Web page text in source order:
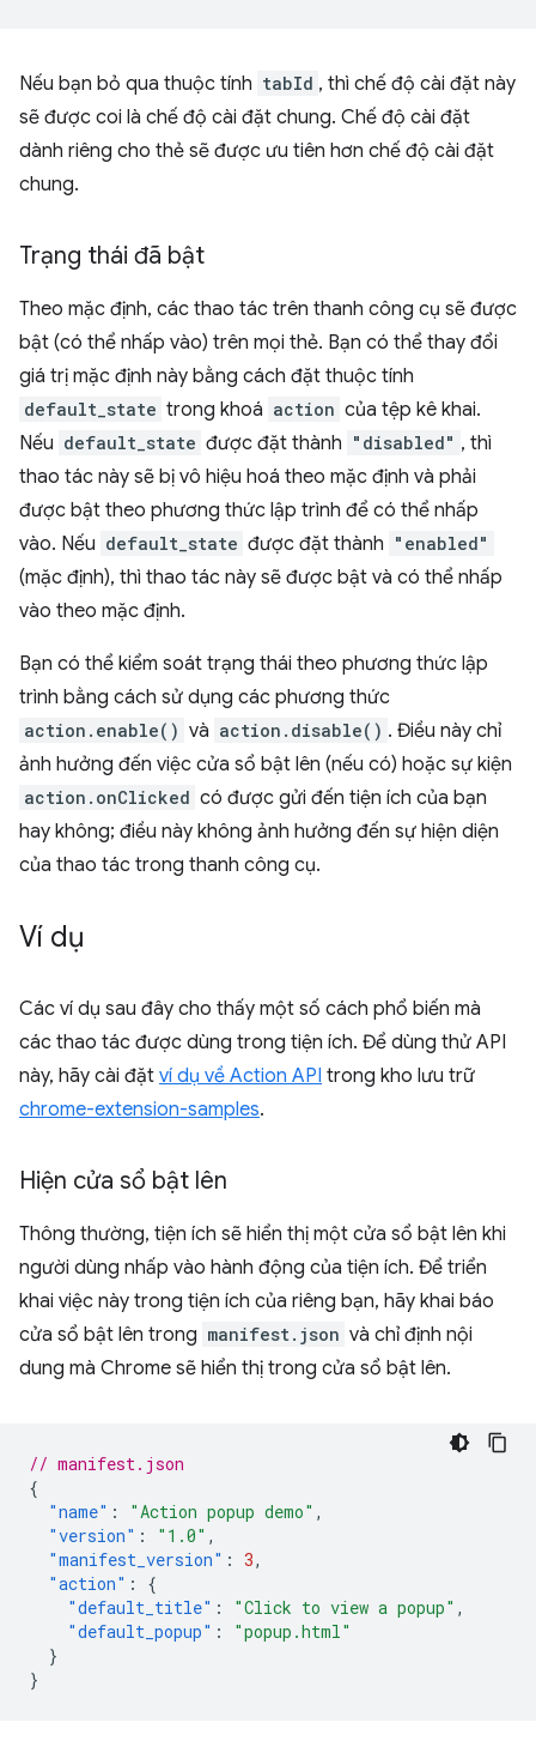
Nếu bạn bỏ qua thuộc tính tabId , thì chế độ cài đặt này
sẽ được coi là chế độ cài đặt chung. Chế độ cài đặt
dành riêng cho thẻ sẽ được ưu tiên hơn chế độ cài đặt
chung.
Trạng thái đã bật
Theo mặc định, các thao tác trên thanh công cụ sẽ được
bật (có thể nhấp vào) trên mọi thẻ. Bạn có thể thay đổi
giá trị mặc định này bằng cách đặt thuộc tính
default_state trong khoá action của tệp kê khai.
Nếu default_state được đặt thành "disabled" , thì
thao tác này sẽ bị vô hiệu hoá theo mặc định và phải
được bật theo phương thức lập trình để có thể nhấp
vào. Nếu default_state được đặt thành "enabled"
(mặc định), thì thao tác này sẽ được bật và có thể nhấp
vào theo mặc định.
Bạn có thể kiểm soát trạng thái theo phương thức lập
trình bằng cách sử dụng các phương thức
action.enable() và action.disable() . Điều này chỉ
ảnh hưởng đến việc cửa sổ bật lên (nếu có) hoặc sự kiện
action.onClicked có được gửi đến tiện ích của bạn
hay không; điều này không ảnh hưởng đến sự hiện diện
của thao tác trong thanh công cụ.
Ví dụ
Các ví dụ sau đây cho thấy một số cách phổ biến mà
các thao tác được dùng trong tiện ích. Để dùng thử API
này, hãy cài đặt ví dụ về Action API trong kho lưu trữ
chrome-extension-samples.
Hiện cửa sổ bật lên
Thông thường, tiện ích sẽ hiển thị một cửa sổ bật lên khi
người dùng nhấp vào hành động của tiện ích. Để triển
khai việc này trong tiện ích của riêng bạn, hãy khai báo
cửa sổ bật lên trong manifest.json và chỉ định nội
dung mà Chrome sẽ hiển thị trong cửa sổ bật lên.
// manifest.json
{
"name" : "Action popup demo" ,
"version" : "1.0" ,
"manifest_version" : 3,
"action" :
{
"default_title" : "Click to view a popup" ,
"default_popup" :
"popup.html"
}
}